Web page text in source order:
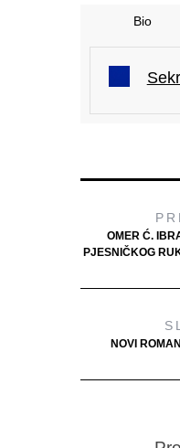
Bio
OMER Ć.
PJESNIČKOG
NOVI